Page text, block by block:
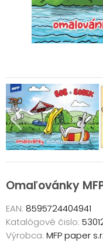
Omaľovánky
EAN: 8595724404941
Katalógové čislo:
Výrobca: MFP paper